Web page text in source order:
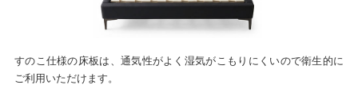
すのこ仕様の床板は、通気性がよく湿気がこもりにくいので衛生的に
ご利用いただけます。